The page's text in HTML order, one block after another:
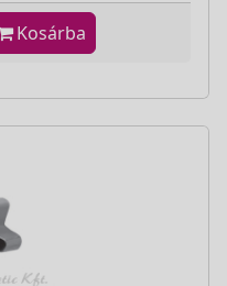
Kosárba